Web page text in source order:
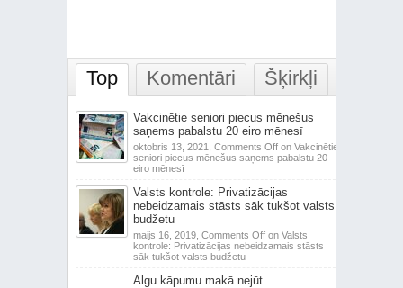
Top Komentāri Šķirkļi
Vakcinētie seniori piecus mēnešus
saņems pabalstu 20 eiro mēnesī
oktobris 13, 2021, Comments Offon Vakcinētie
seniori piecus mēnešus saņems pabalstu 20
eiro mēnesī
Valsts kontrole: Privatizācijas
nebeidzamais stāsts sāk tukšot valsts
budžetu
maijs 16, 2019, Comments Offon Valsts
kontrole: Privatizācijas nebeidzamais stāsts
sāk tukšot valsts budžetu
Algu kāpumu makā nejūt